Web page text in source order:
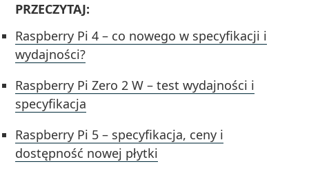
PRZECZYTAJ:
Raspberry Pi 4 – co nowego w specyfikacji i
wydajności?
Raspberry Pi Zero 2 W – test wydajności i
specyfikacja
Raspberry Pi 5 – specyfikacja, ceny i
dostępność nowej płytki